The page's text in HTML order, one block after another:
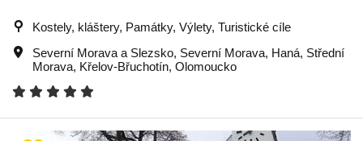
Kostely, kláštery, Památky, Výlety, Turistické cíle
Severní Morava a Slezsko, Severní Morava, Haná, Střední
Morava, Křelov-Břuchotín, Olomoucko